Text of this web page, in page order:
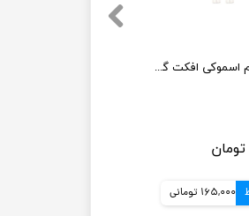
مداد چشم اسموکی افکت گلدن رز
165,000 تومانی